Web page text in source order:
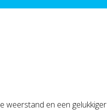
en een